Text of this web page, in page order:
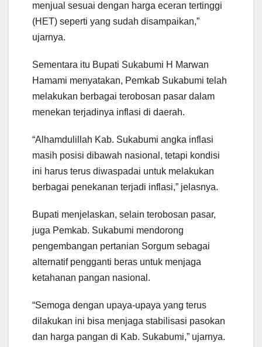
menjual sesuai dengan harga eceran tertinggi
(HET) seperti yang sudah disampaikan,”
ujarnya.
Sementara itu Bupati Sukabumi H Marwan
Hamami menyatakan, Pemkab Sukabumi telah
melakukan berbagai terobosan pasar dalam
menekan terjadinya inflasi di daerah.
“Alhamdulillah Kab. Sukabumi angka inflasi
masih posisi dibawah nasional, tetapi kondisi
ini harus terus diwaspadai untuk melakukan
berbagai penekanan terjadi inflasi,” jelasnya.
Bupati menjelaskan, selain terobosan pasar,
juga Pemkab. Sukabumi mendorong
pengembangan pertanian Sorgum sebagai
alternatif pengganti beras untuk menjaga
ketahanan pangan nasional.
“Semoga dengan upaya-upaya yang terus
dilakukan ini bisa menjaga stabilisasi pasokan
dan harga pangan di Kab. Sukabumi,” ujarnya.